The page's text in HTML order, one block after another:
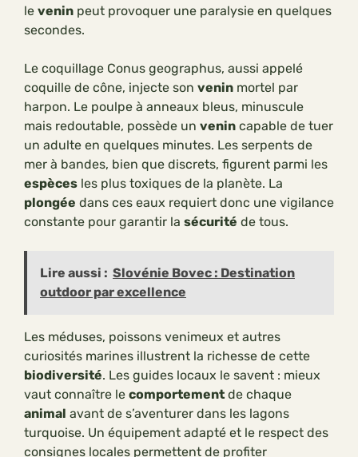
le venin peut provoquer une paralysie en quelques
secondes.
Le coquillage Conus geographus, aussi appelé
coquille de cône, injecte son venin mortel par
harpon. Le poulpe à anneaux bleus, minuscule
mais redoutable, possède un venin capable de tuer
un adulte en quelques minutes. Les serpents de
mer à bandes, bien que discrets, figurent parmi les
espèces les plus toxiques de la planète. La
plongée dans ces eaux requiert donc une vigilance
constante pour garantir la sécurité de tous.
Lire aussi : Slovénie Bovec : Destination
outdoor par excellence
Les méduses, poissons venimeux et autres
curiosités marines illustrent la richesse de cette
biodiversité. Les guides locaux le savent : mieux
vaut connaître le comportement de chaque
animal avant de s’aventurer dans les lagons
turquoise. Un équipement adapté et le respect des
consignes locales permettent de profiter